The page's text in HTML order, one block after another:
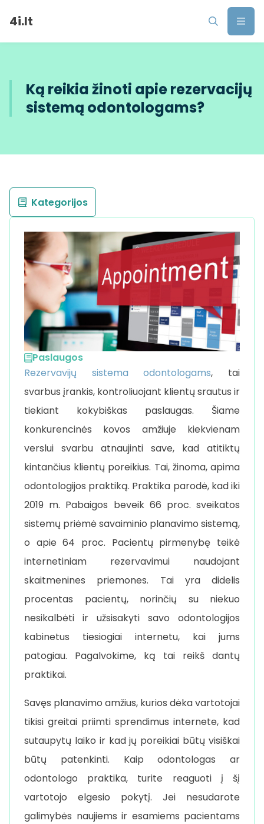
4i.lt
Ką reikia žinoti apie rezervacijų
sistemą odontologams?
Paslaugos
Rezervavijų sistema odontologams, tai
svarbus įrankis, kontroliuojant klientų srautus ir
tiekiant kokybiškas paslaugas. Šiame
konkurencinės kovos amžiuje kiekvienam
verslui svarbu atnaujinti save, kad atitiktų
kintančius klientų poreikius. Tai, žinoma, apima
odontologijos praktiką. Praktika parodė, kad iki
2019 m. Pabaigos beveik 66 proc. sveikatos
sistemų priėmė savaiminio planavimo sistemą,
o apie 64 proc. Pacientų pirmenybę teikė
internetiniam rezervavimui naudojant
skaitmenines priemones. Tai yra didelis
procentas pacientų, norinčių su niekuo
nesikalbėti ir užsisakyti savo odontologijos
kabinetus tiesiogiai internetu, kai jums
patogiau. Pagalvokime, ką tai reikš dantų
praktikai.
Savęs planavimo amžius, kurios dėka vartotojai
tikisi greitai priimti sprendimus internete, kad
sutaupytų laiko ir kad jų poreikiai būtų visiškai
būtų patenkinti. Kaip odontologas ar
odontologo praktika, turite reaguoti į šį
vartotojo elgesio pokytį. Jei nesudarote
galimybės naujiems ir esamiems pacientams
Kategorijos